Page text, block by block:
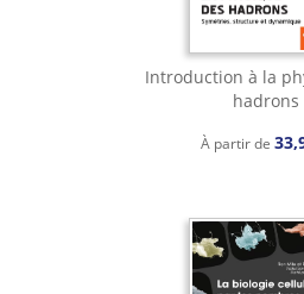
Introduction à la
hadrons
À partir de